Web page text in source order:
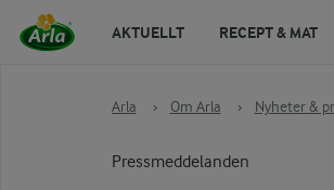
AKTUELLT RECEPT & MAT
Arla › Om Arla › Nyheter &
Pressmeddelanden